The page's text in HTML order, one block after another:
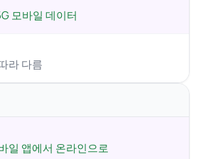
모바일 데이터
라 다름
일 앱에서 온라인으로